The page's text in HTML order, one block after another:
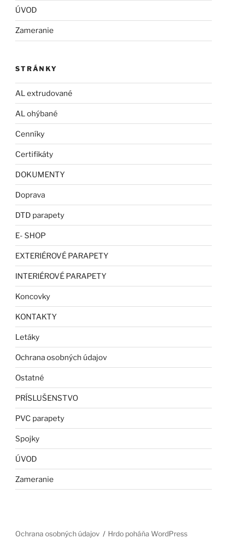
ÚVOD
Zameranie
STRÁNKY
AL extrudované
AL ohýbané
Cenníky
Certifikáty
DOKUMENTY
Doprava
DTD parapety
E- SHOP
EXTERIÉROVÉ PARAPETY
INTERIÉROVÉ PARAPETY
Koncovky
KONTAKTY
Letáky
Ochrana osobných údajov
Ostatné
PRÍSLUŠENSTVO
PVC parapety
Spojky
ÚVOD
Zameranie
Ochrana osobných údajov Hrdo poháňa WordPress